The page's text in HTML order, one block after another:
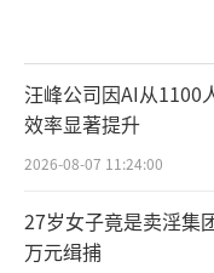
汪峰公司因AI从1100
效率显著提升
2026-08-07 11:24:00
27岁女子竟是卖淫集
万元缉捕